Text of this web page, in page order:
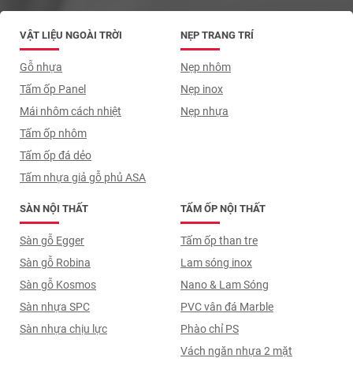
VẬT LIỆU NGOÀI TRỜI
Gỗ nhựa
Tấm ốp Panel
Mái nhôm cách nhiệt
Tấm ốp nhôm
Tấm ốp đá dẻo
Tấm nhựa giả gỗ phủ ASA
TẤM ỐP NỘI THẤT
Tấm ốp than tre
Lam sóng inox
Nano & Lam Sóng
PVC vân đá Marble
Phào chỉ PS
Vách ngăn nhựa 2 mặt
SÀN NỘI THẤT
Sàn gỗ Egger
Sàn gỗ Robina
Sàn gỗ Kosmos
Sàn nhựa SPC
Sàn nhựa chịu lực
NẸP TRANG TRÍ
Nẹp nhôm
Nẹp inox
Nẹp nhựa